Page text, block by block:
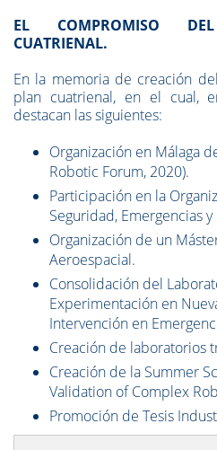
EL COMPROMISO
CUATRIENAL.
En la memoria de creación
plan cuatrienal, en el cual,
destacan las siguientes:
Organización en Málaga
Robotic Forum, 2020).
Participación en la
Seguridad, Emergencias y
Organización de un
Aeroespacial.
Consolidación del
Experimentación en
Intervención en
Creación de laboratorios
Creación de la Summer
Validation of Complex
Promoción de Tesis